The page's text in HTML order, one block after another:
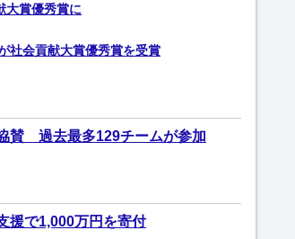
大賞優秀賞に
社会貢献大賞優秀賞を受賞
賛 過去最多129チームが参加
援で1,000万円を寄付